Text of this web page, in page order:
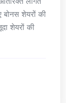
बोनस शेयरों की
शेयरों की